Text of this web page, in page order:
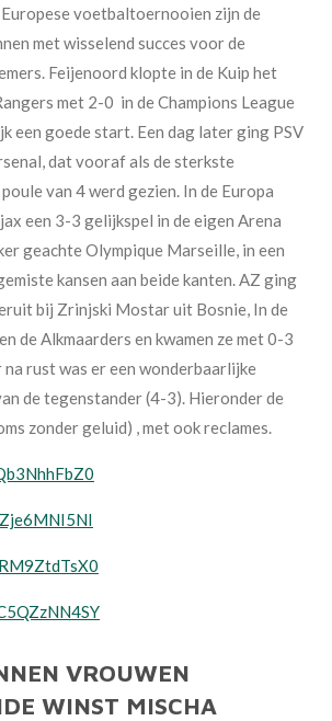
voetbaltoernooien zijn de
met wisselend succes voor de
Feijenoord klopte in de Kuip het
met 2-0 in de Champions League
een goede start. Een dag later ging PSV
dat vooraf als de sterkste
van 4 werd gezien. In de Europa
een 3-3 gelijkspel in de eigen Arena
geachte Olympique Marseille, in een
kansen aan beide kanten. AZ ging
bij Zrinjski Mostar uit Bosnie, In de
de Alkmaarders en kwamen ze met 0-3
na rust was er een wonderbaarlijke
de tegenstander (4-3). Hieronder de
zonder geluid) , met ook reclames.
VROUWEN
WINST MISCHA